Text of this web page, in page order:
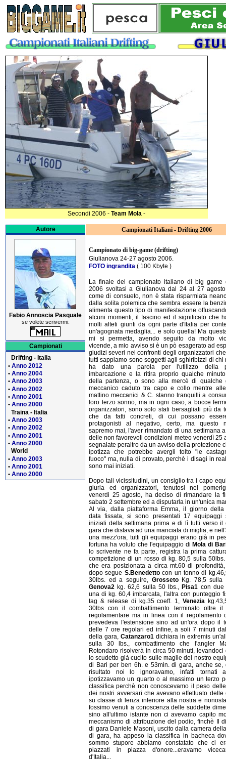
Autore
Fabio Annoscia Pasquale
se volete scrivermi:
Campionati
Drifting - Italia
• Anno 2012
• Anno 2004
• Anno 2003
• Anno 2002
• Anno 2001
• Anno 2000
Traina - Italia
• Anno 2003
• Anno 2002
• Anno 2001
• Anno 2000
World
• Anno 2003
• Anno 2001
• Anno 2000
Campionati Italiani - Drifting 2006
Campionato di big-game (drifting)
Giulianova 24-27 agosto 2006.
FOTO ingrandita ( 100 Kbyte )
La finale del campionato italiano di big game
2006 svoltasi a Giulianova dal 24 al 27
come di consueto, non è stata risparmiata
dalla solita polemica che sembra essere la
alimenta questo tipo di manifestazione
alcuni momenti, il fascino ed il significato che
molti alteti giunti da ogni parte d'Italia per
un'agognata medaglia... e solo quella! Ma
mi si permetta, avendo seguito da molto
vicende, a mio avviso si è un pò esagerato ad
giudizi severi nei confronti degli organizzatori
tutti sappiamo sono soggetti agli sghiribizzi di chi
ha dato una parola per l'utilizzo della
imbarcazione e la ritira proprio qualche
della partenza, o sono alla mercè di qualche
meccanico caduto tra capo e collo mentre
mattino meccanici & C. stanno tranquilli a
loro terzo sonno, ma in ogni caso, a bocce
organizzatori, sono solo stati bersagliati più da
che da fatti concreti, di cui possano
protagonisti al negativo, certo, ma questo
sapremo mai, l'aver rimandato di una settimana
delle non favorevoli condizioni meteo venerdì 25
segnalate peraltro da un avviso della protezione
ipotizza che potrebbe avergli tolto "le
fuoco" ma, nulla di provato, perchè i disagi in
sono mai iniziati.
Dopo tali vicissitudini, un consiglio tra i capo
giuria ed organizzatori, tenutosi nel
venerdi 25 agosto, ha deciso di rimandare la
sabato 2 settembre ed a disputarla in un'unica
Al via, dalla piattaforma Emma, il giorno della
data fissata, si sono presentati 17 equipaggi
iniziali della settimana prima e di lì tutti verso il
gara che distava ad una manciata di miglia, e
una mezz'ora, tutti gli equipaggi erano già in
fortuna ha voluto che l'equipaggio di Mola di
lo scrivente ne fa parte, registra la prima
competizione di un rosso di kg. 80,5 sulla
che era posizionata a circa mt.60 di
dopo segue S.Benedettocon un tonno di
30lbs. ed a seguire, GrossetoKg. 78,5 sulla
Genova2 kg. 62,6 sulla 50 lbs., Pisa1 con due
una di kg. 60,4 imbarcata, l'altra con punteggio
tag & release di kg.35 coeff. 1,Venezia
30lbs con il combattimento terminato oltre il
regolamentare ma in linea con il regolamento
prevedeva l'estensione sino ad un'ora dopo il
delle 7 ore regolari ed infine, a soli 7 minuti
della gara, Catanzaro1 dichiara in extremis
sulla 30 lbs., combattimento che l'angler
Rotondaro risolverà in circa 50 minuti, levandoci
lo scudetto già cucito sulle maglie del nostro
di Bari per ben 6h. e 53min. di gara, anche se,
risultato noi lo ignoravamo, infatti tornati
ipotizzavamo un quarto o al massimo un terzo
classifica perchè non conoscevamo il peso
dei nostri avversari che avevano effettuato delle
su classe di lenza inferiore alla nostra e
fossimo venuti a conoscenza delle suddette
sino all'ultimo istante non ci avevamo capito
meccanismo di attribuzione del podio, finchè Il
di gara Daniele Masoni, uscito dalla camera
di gara, ha appeso la classifica in bacheca
sommo stupore abbiamo constatato che ci
piazzati in piazza d'onore...eravamo
d'Italia...
Secondi 2006 - Team Mola -